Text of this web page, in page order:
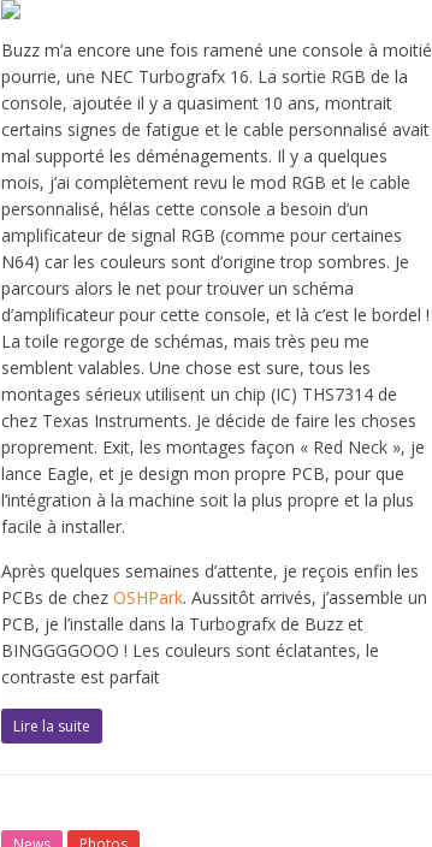
Buzz m’a encore une fois ramené une console à moitié
pourrie, une NEC Turbografx 16. La sortie RGB de la
console, ajoutée il y a quasiment 10 ans, montrait
certains signes de fatigue et le cable personnalisé avait
mal supporté les déménagements. Il y a quelques
mois, j’ai complètement revu le mod RGB et le cable
personnalisé, hélas cette console a besoin d’un
amplificateur de signal RGB (comme pour certaines
N64) car les couleurs sont d’origine trop sombres. Je
parcours alors le net pour trouver un schéma
d’amplificateur pour cette console, et là c’est le bordel !
La toile regorge de schémas, mais très peu me
semblent valables. Une chose est sure, tous les
montages sérieux utilisent un chip (IC) THS7314 de
chez Texas Instruments. Je décide de faire les choses
proprement. Exit, les montages façon « Red Neck », je
lance Eagle, et je design mon propre PCB, pour que
l’intégration à la machine soit la plus propre et la plus
facile à installer.
Après quelques semaines d’attente, je reçois enfin les
PCBs de chezOSHPark. Aussitôt arrivés, j’assemble un
PCB, je l’installe dans la Turbografx de Buzz et
BINGGGGOOO ! Les couleurs sont éclatantes, le
contraste est parfait
Lire la suite